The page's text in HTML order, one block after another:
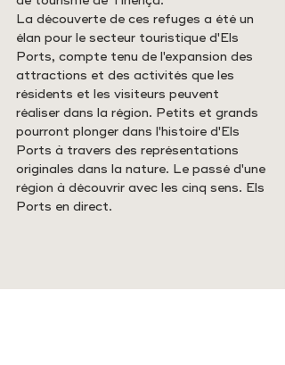
La découverte de ces refuges a été un
élan pour le secteur touristique d'Els
Ports, compte tenu de l'expansion des
attractions et des activités que les
résidents et les visiteurs peuvent
réaliser dans la région. Petits et grands
pourront plonger dans l'histoire d'Els
Ports à travers des représentations
originales dans la nature. Le passé d'une
région à découvrir avec les cinq sens. Els
Ports en direct.